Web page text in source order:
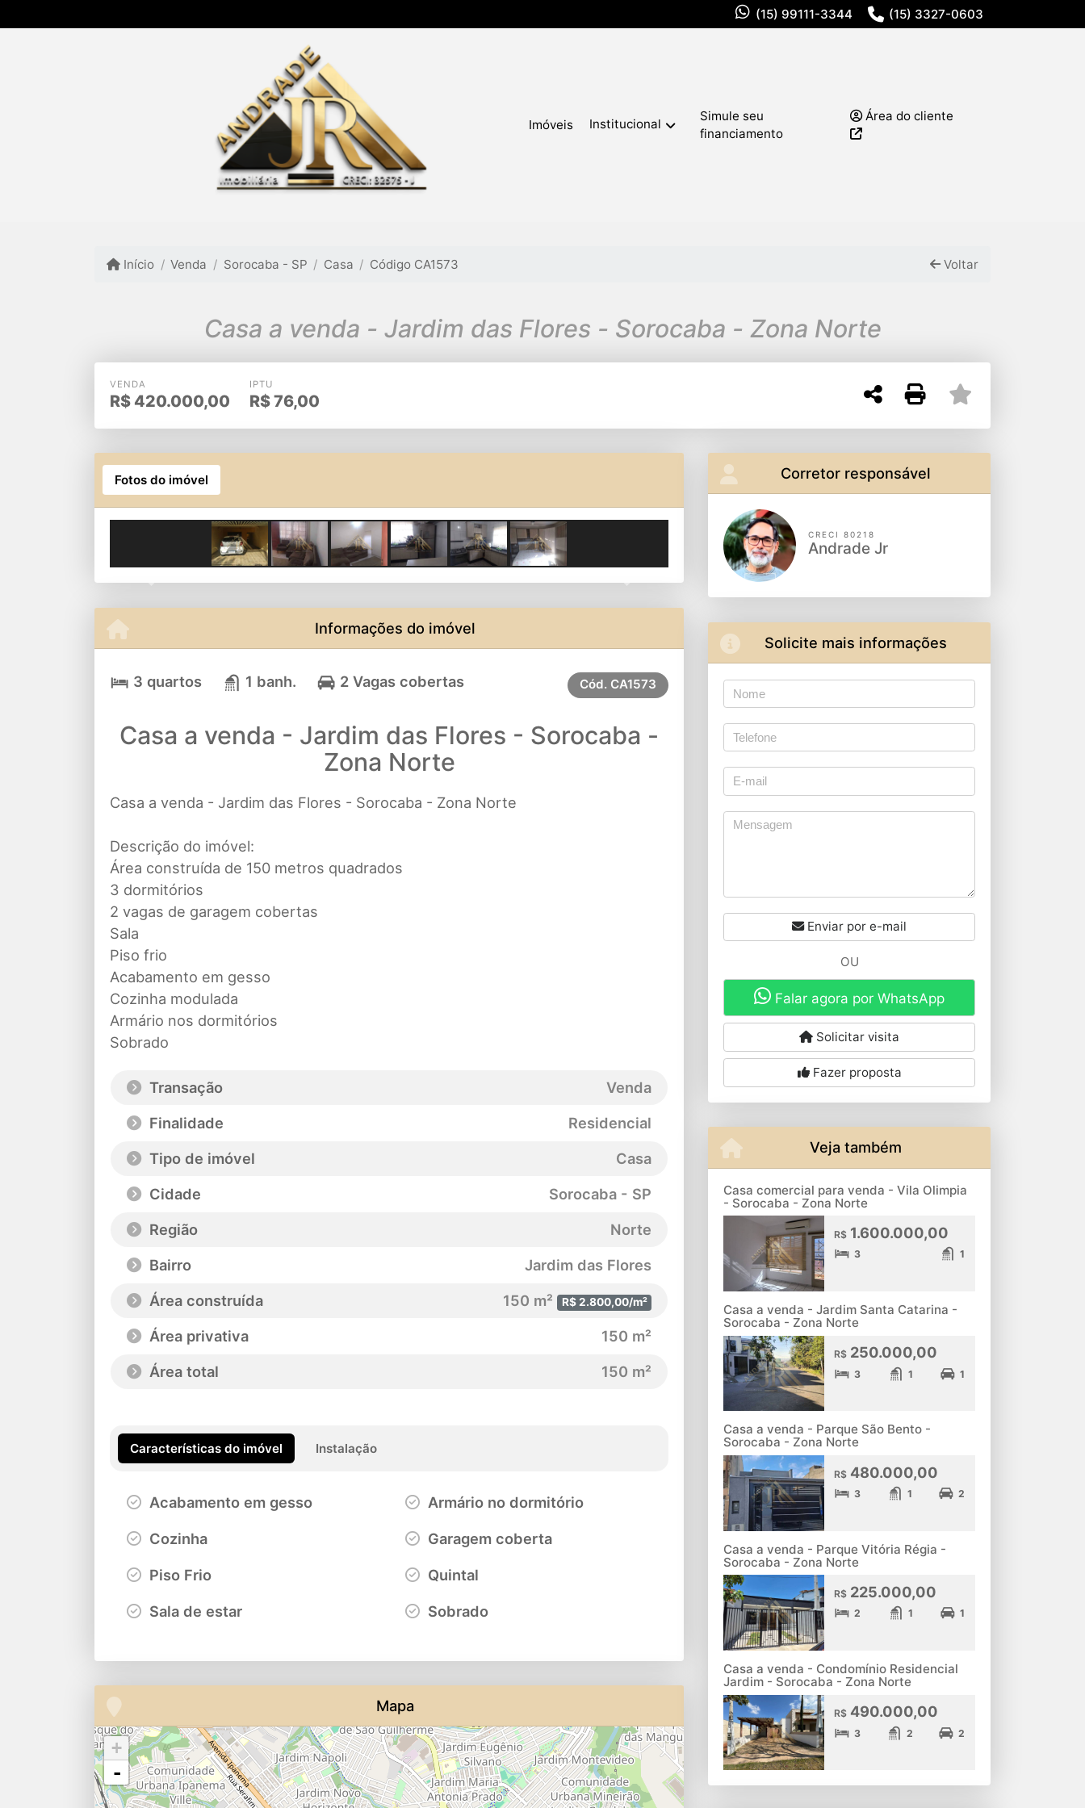
(15) 99111-3344 (15) 3327-0603
Imóveis Institucional
Simule seu
financiamento
Área do cliente
Início Venda Sorocaba - SP Casa Código CA1573 Voltar
Casa a venda - Jardim das Flores - Sorocaba - Zona Norte
VENDA
R$ 420.000,00
IPTU
R$76,00
Fotos do imóvel
Previous Next
Informações do imóvel
3 quartos 1 banh. 2 Vagas cobertas Cód. CA1573
Casa a venda - Jardim das Flores - Sorocaba -
Zona Norte
Casa a venda - Jardim das Flores - Sorocaba - Zona Norte
Descrição do imóvel:
Área construída de 150 metros quadrados
3 dormitórios
2 vagas de garagem cobertas
Sala
Piso frio
Acabamento em gesso
Cozinha modulada
Armário nos dormitórios
Sobrado
Transação
Venda
Finalidade
Residencial
Tipo de imóvel
Casa
Cidade
Sorocaba - SP
Região
Norte
Bairro
Jardim das Flores
Área construída
150 m² R$ 2.800,00/m²
Área privativa
150 m²
Área total
150 m²
Características do imóvel Instalação
Acabamento em gesso Armário no dormitório
Cozinha Garagem coberta
Piso Frio Quintal
Sala de estar Sobrado
Mapa
+
-
Corretor responsável
CRECI 80218
Andrade Jr
Solicite mais informações
Enviar por e-mail
OU
Falar agora por WhatsApp
Solicitar visita
Fazer proposta
Veja também
Casa comercial para venda - Vila Olimpia
- Sorocaba - Zona Norte
R$1.600.000,00
3 1
Casa a venda - Jardim Santa Catarina -
Sorocaba - Zona Norte
R$250.000,00
3 1 1
Casa a venda - Parque São Bento -
Sorocaba - Zona Norte
R$480.000,00
3 1 2
Casa a venda - Parque Vitória Régia -
Sorocaba - Zona Norte
R$225.000,00
2 1 1
Casa a venda - Condomínio Residencial
Jardim - Sorocaba - Zona Norte
R$490.000,00
3 2 2